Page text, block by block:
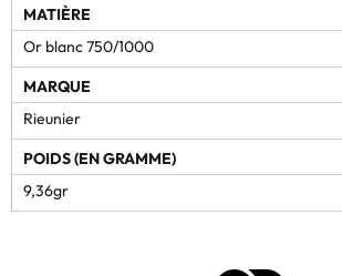
MATIÈRE
Or blanc 750/1000
MARQUE
Rieunier
POIDS (EN GRAMME)
9,36gr